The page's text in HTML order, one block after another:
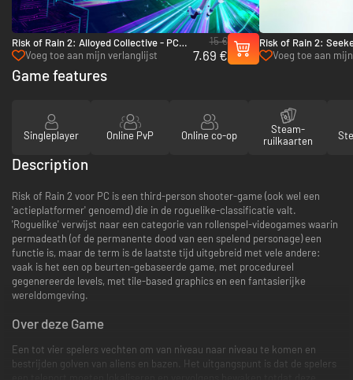
Risk of Rain 2: Alloyed Collective - PC
(Steam)
Voeg toe aan mijn verlanglijst
15 €
7.69 €
Risk of Rain 2:
PC (Steam)
Voeg toe aan
Game features
Singleplayer Online PvP Online co-op
Steam-
ruilkaarten
Description
Risk of Rain 2 voor PC is een third-person shooter-game (ook wel een
'actieplatformer' genoemd) die in de roguelike-classificatie valt.
'Roguelike' verwijst naar een categorie van rollenspel-videogames waarin
permadeath (of de permanente dood van een spelend personage) een
functie is, maar de term is de laatste tijd uitgebreid met vele andere:
vaak is het een op beurten-gebaseerde game, met procedureel
gegenereerde levels, met tile-based graphics en een fantasierijke
wereldomgeving.
Over deze Game
Een tot vier spelers vechten om van niveau naar niveau te komen en
bestrijden golven van aliens en bazen. Het uitgangspunt is dat de spelers